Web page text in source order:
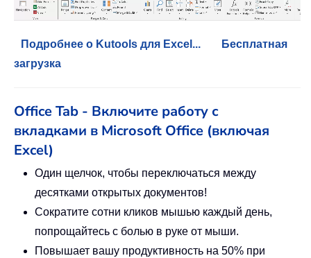
Подробнее о Kutools для Excel...
Бесплатная
загрузка
Office Tab - Включите работу с
вкладками в Microsoft Office (включая
Excel)
Один щелчок, чтобы переключаться между
десятками открытых документов!
Сократите сотни кликов мышью каждый день,
попрощайтесь с болью в руке от мыши.
Повышает вашу продуктивность на 50% при